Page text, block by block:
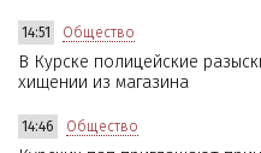
14:51 Общество
В Курске полицейские
хищении из магазина
14:46 Общество